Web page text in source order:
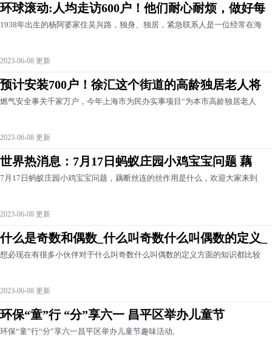
环球滚动:人均走访600户！他们耐心耐烦，做好每
1938年出生的杨阿婆家住吴兴路，独身、独居，紧急联系人是一位经常在海
2023-06-08 更新
预计安装700户！徐汇这个街道的高龄独居老人将
燃气安全事关千家万户，今年上海市为民办实事项目“为本市高龄独居老人
2023-06-08 更新
世界热消息：7月17日蚂蚁庄园小鸡宝宝问题 藕
7月17日蚂蚁庄园小鸡宝宝问题，藕断丝连的丝作用是什么，欢迎大家来到
2023-06-08 更新
什么是奇数和偶数_什么叫奇数什么叫偶数的定义_
想必现在有很多小伙伴对于什么叫奇数什么叫偶数的定义方面的知识都比较
2023-06-08 更新
环保“童”行 “分”享六一 昌平区举办儿童节
环保“童”行“分”享六一昌平区举办儿童节趣味活动,